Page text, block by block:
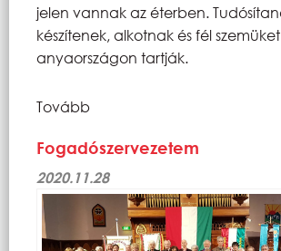
jelen vannak az éterben.
készítenek, alkotnak és fél
anyaországon tartják.
Tovább
Fogadószervezetem
2020.11.28